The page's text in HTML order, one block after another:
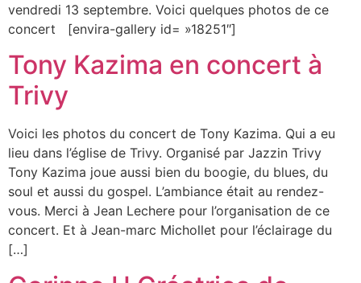
vendredi 13 septembre. Voici quelques photos de ce
concert [envira-gallery id= »18251″]
Tony Kazima en concert à
Trivy
Voici les photos du concert de Tony Kazima. Qui a eu
lieu dans l’église de Trivy. Organisé par Jazzin Trivy
Tony Kazima joue aussi bien du boogie, du blues, du
soul et aussi du gospel. L’ambiance était au rendez-
vous. Merci à Jean Lechere pour l’organisation de ce
concert. Et à Jean-marc Michollet pour l’éclairage du
[…]